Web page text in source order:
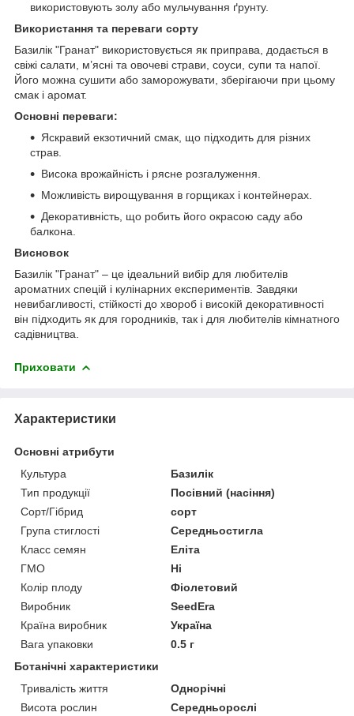
використовують золу або мульчування ґрунту.
Використання та переваги сорту
Базилік "Гранат" використовується як приправа, додається в
свіжі салати, м’ясні та овочеві страви, соуси, супи та напої.
Його можна сушити або заморожувати, зберігаючи при цьому
смак і аромат.
Основні переваги:
Яскравий екзотичний смак, що підходить для різних
страв.
Висока врожайність і рясне розгалуження.
Можливість вирощування в горщиках і контейнерах.
Декоративність, що робить його окрасою саду або
балкона.
Висновок
Базилік "Гранат" – це ідеальний вибір для любителів
ароматних спецій і кулінарних експериментів. Завдяки
невибагливості, стійкості до хвороб і високій декоративності
він підходить як для городників, так і для любителів кімнатного
садівництва.
Приховати
Характеристики
Основні атрибути
Культура
Базилік
Тип продукції
Посівний (насіння)
Сорт/Гібрид
сорт
Група стиглості
Середньостигла
Класс семян
Еліта
ГМО
Ні
Колір плоду
Фіолетовий
Виробник
SeedEra
Країна виробник
Україна
Вага упаковки
0.5 г
Ботанічні характеристики
Тривалість життя
Однорічні
Висота рослин
Середньорослі